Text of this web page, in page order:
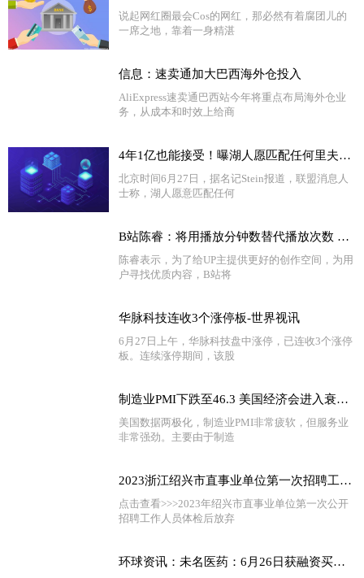
说起网红圈最会Cos的网红，那必然有着腐团儿的
一席之地，靠着一身精湛
信息：速卖通加大巴西海外仓投入
AliExpress速卖通巴西站今年将重点布局海外仓业
务，从成本和时效上给商
4年1亿也能接受！曝湖人愿匹配任何里夫斯报价：为何仍准备替代者
北京时间6月27日，据名记Stein报道，联盟消息人
士称，湖人愿意匹配任何
B站陈睿：将用播放分钟数替代播放次数 消弭视频数据水分
陈睿表示，为了给UP主提供更好的创作空间，为用
户寻找优质内容，B站将
华脉科技连收3个涨停板-世界视讯
6月27日上午，华脉科技盘中涨停，已连收3个涨停
板。连续涨停期间，该股
制造业PMI下跌至46.3 美国经济会进入衰退吗？
美国数据两极化，制造业PMI非常疲软，但服务业
非常强劲。主要由于制造
2023浙江绍兴市直事业单位第一次招聘工作人员体检后放弃、递补人员名单名单（二）
点击查看>>>2023年绍兴市直事业单位第一次公开
招聘工作人员体检后放弃
环球资讯：未名医药：6月26日获融资买入1260.35万元，占当日流入资金比例21.21%